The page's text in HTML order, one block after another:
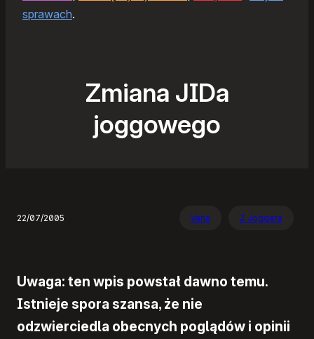
sprawach.
Zmiana JIDa
joggowego
22/07/2005 Varia Z Joggera
Uwaga: ten wpis powstał dawno temu.
Istnieje spora szansa, że nie
odzwierciedla obecnych poglądów i opinii